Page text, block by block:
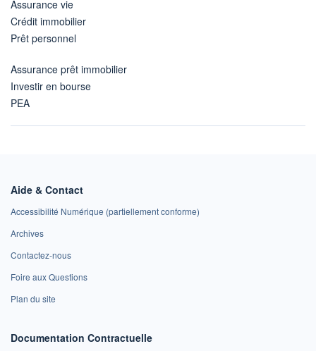
Assurance vie
Crédit immobilier
Prêt personnel
Assurance prêt immobilier
Investir en bourse
PEA
Aide & Contact
Accessibilité Numérique (partiellement conforme)
Archives
Contactez-nous
Foire aux Questions
Plan du site
Documentation Contractuelle